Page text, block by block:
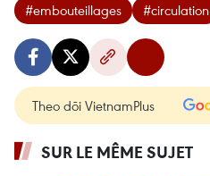
#embouteillages #circulation
Theo dõi VietnamPlus
SUR LE MÊME SUJET